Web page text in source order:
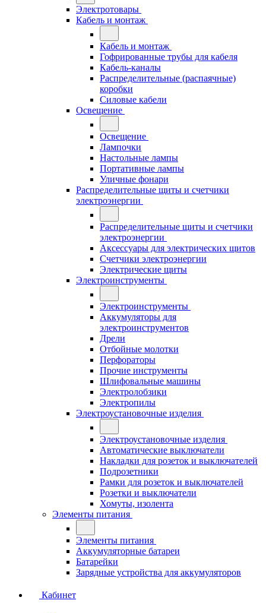
Электротовары
Кабель и монтаж
Кабель и монтаж
Гофрированные трубы для кабеля
Кабель-каналы
Распределительные (распаячные)
коробки
Силовые кабели
Освещение
Освещение
Лампочки
Настольные лампы
Портативные лампы
Уличные фонари
Распределительные щиты и счетчики
электроэнергии
Распределительные щиты и счетчики
электроэнергии
Аксессуары для электрических щитов
Счетчики электроэнергии
Электрические щиты
Электроинструменты
Электроинструменты
Аккумуляторы для
электроинструментов
Дрели
Отбойные молотки
Перфораторы
Прочие инструменты
Шлифовальные машины
Электролобзики
Электропилы
Электроустановочные изделия
Электроустановочные изделия
Автоматические выключатели
Накладки для розеток и выключателей
Подрозетники
Рамки для розеток и выключателей
Розетки и выключатели
Хомуты, изолента
Элементы питания
Элементы питания
Аккумуляторные батареи
Батарейки
Зарядные устройства для аккумуляторов
Кабинет